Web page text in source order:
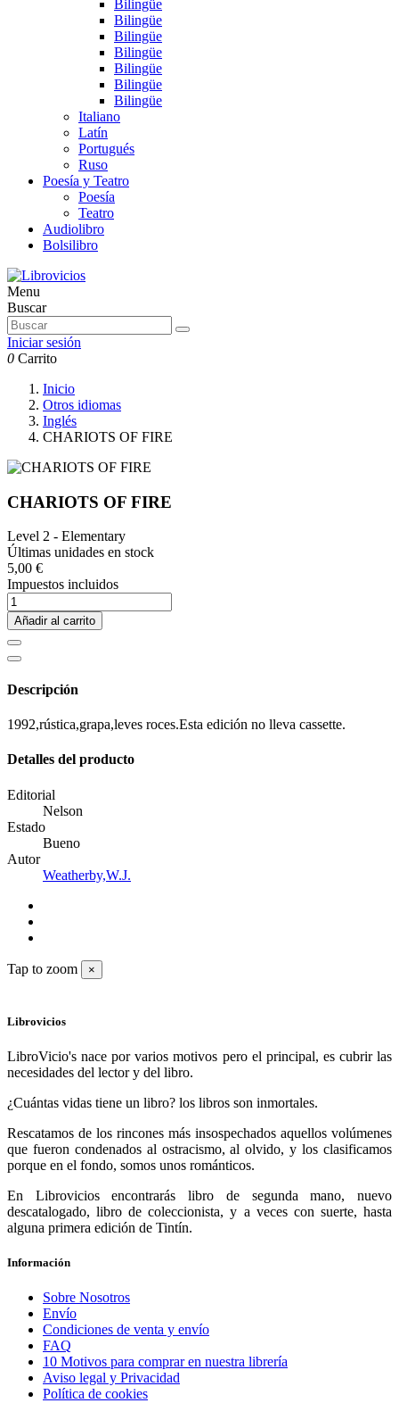
Bilingüe
Bilingüe
Bilingüe
Bilingüe
Bilingüe
Bilingüe
Bilingüe
Italiano
Latín
Portugués
Ruso
Poesía y Teatro
Poesía
Teatro
Audiolibro
Bolsilibro
Menu
Buscar
Iniciar sesión
0 Carrito
Inicio
Otros idiomas
Inglés
CHARIOTS OF FIRE
CHARIOTS OF FIRE
Level 2 - Elementary
Últimas unidades en stock
5,00 €
Impuestos incluidos
Añadir al carrito
Descripción
1992,rústica,grapa,leves roces.Esta edición no lleva cassette.
Detalles del producto
Editorial
Nelson
Estado
Bueno
Autor
Weatherby,W.J.
Tap to zoom ×
Librovicios
LibroVicio's nace por varios motivos pero el principal, es cubrir las
necesidades del lector y del libro.
¿Cuántas vidas tiene un libro? los libros son inmortales.
Rescatamos de los rincones más insospechados aquellos volúmenes
que fueron condenados al ostracismo, al olvido, y los clasificamos
porque en el fondo, somos unos románticos.
En Librovicios encontrarás libro de segunda mano, nuevo
descatalogado, libro de coleccionista, y a veces con suerte, hasta
alguna primera edición de Tintín.
Información
Sobre Nosotros
Envío
Condiciones de venta y envío
FAQ
10 Motivos para comprar en nuestra librería
Aviso legal y Privacidad
Política de cookies